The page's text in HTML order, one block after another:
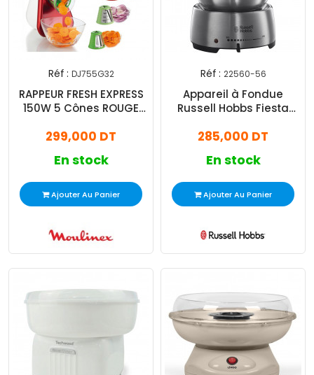
Web !
Réf : DJ755G32
RAPPEUR FRESH EXPRESS
150W 5 Cônes ROUGE
299,000 DT
En stock
Ajouter Au Panier
Réf : 22560-56
Appareil à Fondue
Russell Hobbs Fiesta
285,000 DT
En stock
Ajouter Au Panier